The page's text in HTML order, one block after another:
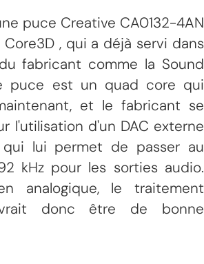
puce Creative CA0132-4AN
, qui a déjà servi dans
fabricant comme la Sound
puce est un quad core qui
et le fabricant se
l'utilisation d'un DAC externe
qui lui permet de passer au
kHz pour les sorties audio.
analogique, le traitement
donc être de bonne